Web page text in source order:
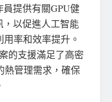
提供有關GPU健
以促進人工智能
用率和效率提升。
的支援滿足了高密
熱管理需求，確保